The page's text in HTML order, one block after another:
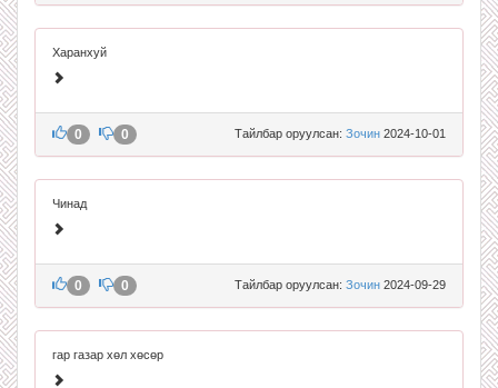
Харанхуй
Тайлбар оруулсан: Зочин 2024-10-01
0 0
Чинад
Тайлбар оруулсан: Зочин 2024-09-29
0 0
гар газар хөл хөсөр